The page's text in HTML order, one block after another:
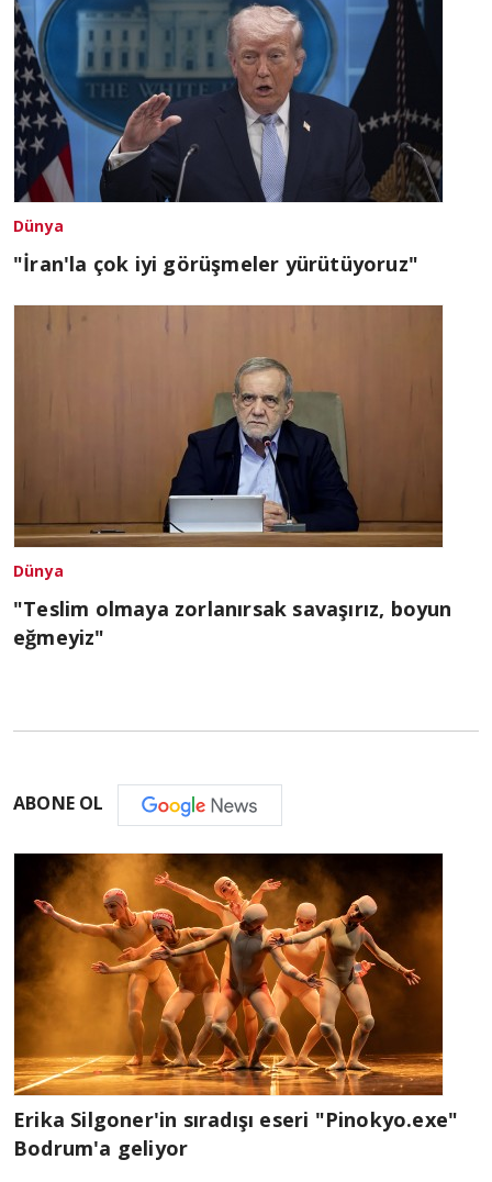
Dünya
"İran'la çok iyi görüşmeler yürütüyoruz"
Dünya
"Teslim olmaya zorlanırsak savaşırız, boyun
eğmeyiz"
ABONE OL
Erika Silgoner'in sıradışı eseri "Pinokyo.exe"
Bodrum'a geliyor